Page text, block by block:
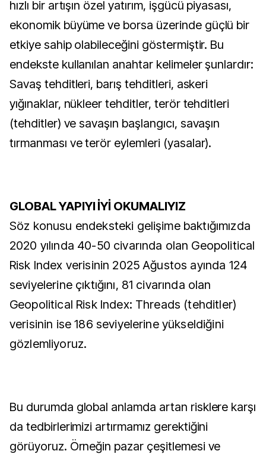
hızlı bir artışın özel yatırım, işgücü piyasası,
ekonomik büyüme ve borsa üzerinde güçlü bir
etkiye sahip olabileceğini göstermiştir. Bu
endekste kullanılan anahtar kelimeler şunlardır:
Savaş tehditleri, barış tehditleri, askeri
yığınaklar, nükleer tehditler, terör tehditleri
(tehditler) ve savaşın başlangıcı, savaşın
tırmanması ve terör eylemleri (yasalar).
GLOBAL YAPIYI İYİ OKUMALIYIZ
Söz konusu endeksteki gelişime baktığımızda
2020 yılında 40-50 civarında olan Geopolitical
Risk Index verisinin 2025 Ağustos ayında 124
seviyelerine çıktığını, 81 civarında olan
Geopolitical Risk Index: Threads (tehditler)
verisinin ise 186 seviyelerine yükseldiğini
gözlemliyoruz.
Bu durumda global anlamda artan risklere karşı
da tedbirlerimizi artırmamız gerektiğini
görüyoruz. Örneğin pazar çeşitlemesi ve